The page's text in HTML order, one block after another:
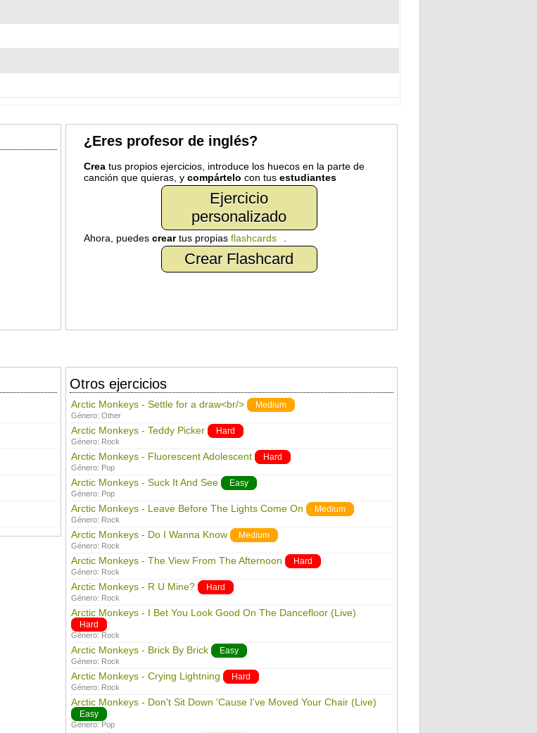
¿Eres profesor de inglés?
Creatus propios ejercicios, introduce los huecos en la parte de
canción que quieras, y compártelo con tus estudiantes
Ejercicio
personalizado
Ahora, puedes creartus propias flashcards
Crear Flashcard
Otros ejercicios
Arctic Monkeys - Settle for a draw<br/> Medium
Género: Other
Arctic Monkeys - Teddy Picker Hard
Género: Rock
Arctic Monkeys - Fluorescent Adolescent Hard
Género: Pop
Arctic Monkeys - Suck It And See Easy
Género: Pop
Arctic Monkeys - Leave Before The Lights Come On Medium
Género: Rock
Arctic Monkeys - Do I Wanna Know Medium
Género: Rock
Arctic Monkeys - The View From The Afternoon Hard
Género: Rock
Arctic Monkeys - R U Mine? Hard
Género: Rock
Arctic Monkeys - I Bet You Look Good On The Dancefloor (Live)
Hard
Género: Rock
Arctic Monkeys - Brick By Brick Easy
Género: Rock
Arctic Monkeys - Crying Lightning Hard
Género: Rock
Arctic Monkeys - Don't Sit Down 'Cause I've Moved Your Chair (Live)
Easy
Género: Pop